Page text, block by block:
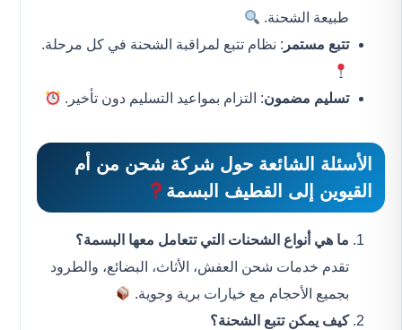
طبيعة الشحنة.
تتبع مستمر : نظام تتبع لمراقبة الشحنة في كل مرحلة.
تسليم مضمون: التزام بمواعيد التسليم دون تأخير.
الأسئلة الشائعة حول شركة شحن من أم
القيوين إلى القطيف البسمة
ما هي أنواع الشحنات التي تتعامل معها البسمة؟
تقدم خدمات شحن العفش، الأثاث، البضائع، والطرود
بجميع الأحجام مع خيارات برية وجوية.
كيف يمكن تتبع الشحنة؟